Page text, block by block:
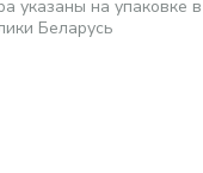
указаны на упаковке
Беларусь